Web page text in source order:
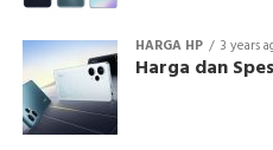
HARGA HP 3 years
Harga dan